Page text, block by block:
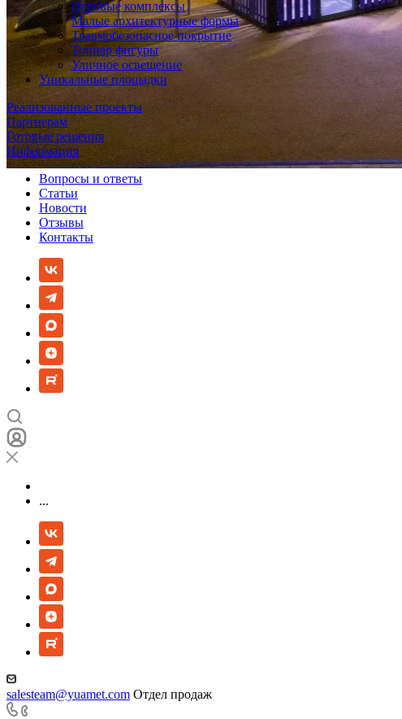
Игровые комплексы
Малые архитектурные формы
Травмобезопасное покрытие
Топиар фигуры
Уличное освещение
Уникальные площадки
Реализованные проекты
Партнерам
Готовые решения
Информация
Вопросы и ответы
Статьи
Новости
Отзывы
Контакты
...
salesteam@yuamet.com Отдел продаж